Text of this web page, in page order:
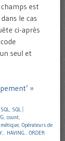
est
le cas
ci-après
seul et
»
, SQL
, count,
, Opérateurs de
HAVING... ORDER